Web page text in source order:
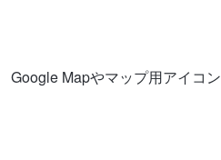
Google Mapやマップ用アイコン